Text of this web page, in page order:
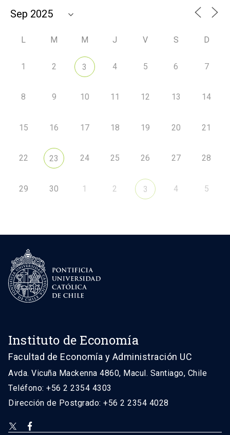
L M M J V S D
1 2 3 4 5 6 7
8 9 10 11 12 13 14
15 16 17 18 19 20 21
22 23 24 25 26 27 28
29 30 1 2 3 4 5
Instituto de Economía
Facultad de Economía y Administración UC
Avda. Vicuña Mackenna 4860, Macul. Santiago, Chile
Teléfono: +56 2 2354 4303
Dirección de Postgrado: +56 2 2354 4028